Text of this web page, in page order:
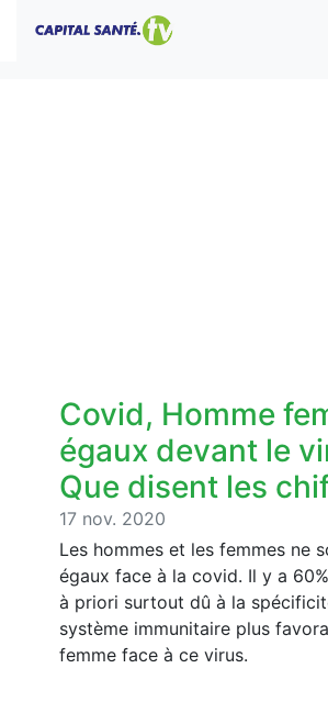
Covid, Homme
égaux devant le
Que disent les
17 nov. 2020
Les hommes et les femmes ne
égaux face à la covid. Il y a 60%
à priori surtout dû à la
système immunitaire plus
femme face à ce virus.